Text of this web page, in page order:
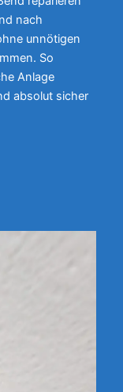
nach
unnötigen
So
Anlage
absolut sicher